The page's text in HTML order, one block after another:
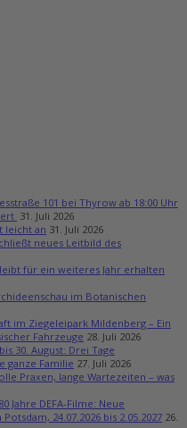
101 bei Thyrow ab 18:00 Uhr
31. Juli 2026
leicht an 31. Juli 2026
neues Leitbild des
für ein weiteres Jahr erhalten
im Botanischen
im Ziegeleipark Mildenberg – Ein
Fahrzeuge 28. Juli 2026
30. August: Drei Tage
ganze Familie 27. Juli 2026
Praxen, lange Wartezeiten – was
Jahre DEFA-Filme: Neue
24.07.2026 bis 2.05.2027 26.